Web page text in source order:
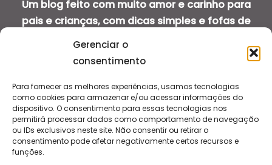
Gerenciar o
consentimento
Para fornecer as melhores experiências, usamos tecnologias
como cookies para armazenar e/ou acessar informações do
dispositivo. O consentimento para essas tecnologias nos
permitirá processar dados como comportamento de navegação
ou IDs exclusivos neste site. Não consentir ou retirar o
consentimento pode afetar negativamente certos recursos e
funções.
Um blog feito com muito amor e carinho para
pais e crianças, com dicas simples e fofas de
saúde bucal infantil.
Sobre
Contato
Termos de Serviço